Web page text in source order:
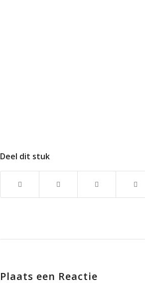
Deel dit stuk
Plaats een Reactie